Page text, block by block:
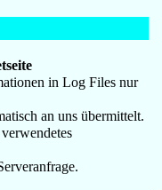
in Log Files nur
an uns übermittelt.